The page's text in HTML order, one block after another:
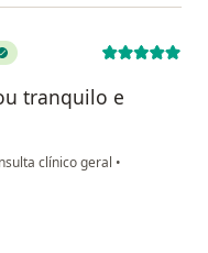
tranquilo e
clínico geral •